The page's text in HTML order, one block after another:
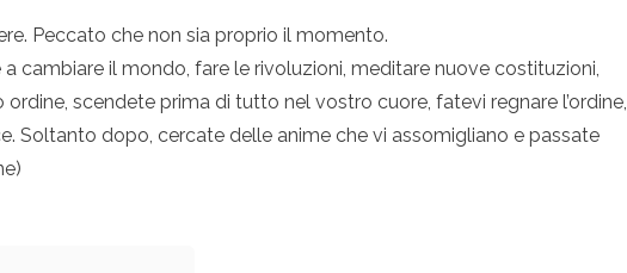
Peccato che non sia proprio il momento.
a cambiare il mondo, fare le rivoluzioni, meditare nuove costituzioni,
ordine, scendete prima di tutto nel vostro cuore, fatevi regnare l’ordine,
Soltanto dopo, cercate delle anime che vi assomigliano e passate